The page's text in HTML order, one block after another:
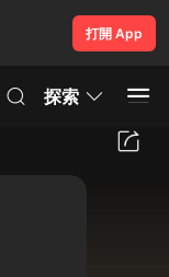
打開 App
探索